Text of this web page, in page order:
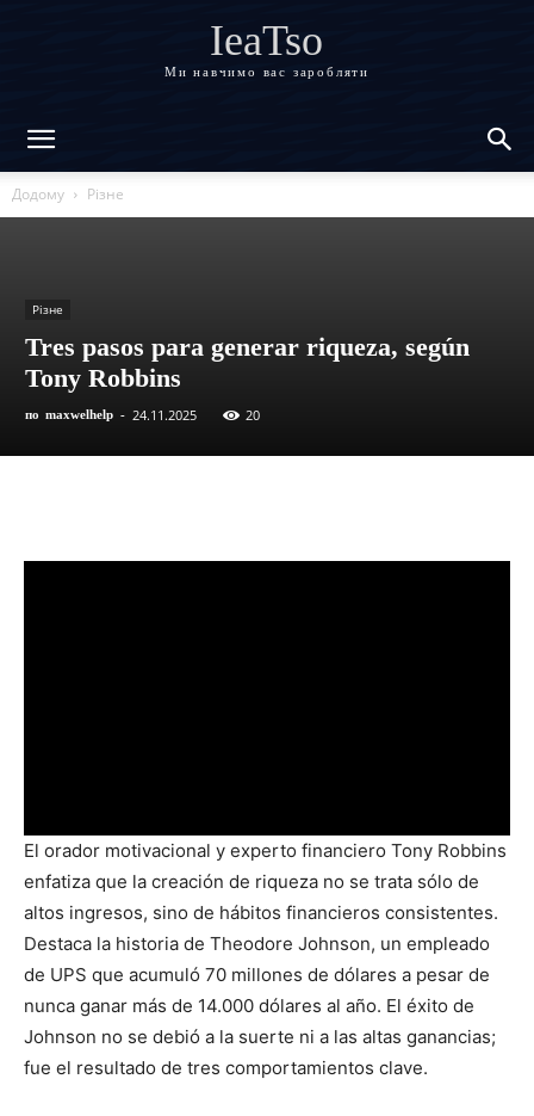
IeaTso
Ми навчимо вас заробляти
Додому Різне
Різне
Tres pasos para generar riqueza, según
Tony Robbins
по maxwelhelp - 24.11.2025 20
El orador motivacional y experto financiero Tony Robbins
enfatiza que la creación de riqueza no se trata sólo de
altos ingresos, sino de hábitos financieros consistentes.
Destaca la historia de Theodore Johnson, un empleado
de UPS que acumuló 70 millones de dólares a pesar de
nunca ganar más de 14.000 dólares al año. El éxito de
Johnson no se debió a la suerte ni a las altas ganancias;
fue el resultado de tres comportamientos clave.